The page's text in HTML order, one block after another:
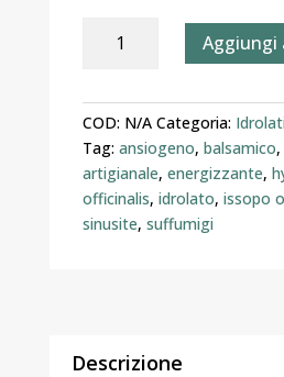
Officinalis
–
Distillato
Artigianalmente
quantità
Aggiungi
COD: N/A Categoria:
Tag: ansiogeno, balsamico,
artigianale, energizzante,
officinalis, idrolato, issopo
sinusite, suffumigi
Descrizione